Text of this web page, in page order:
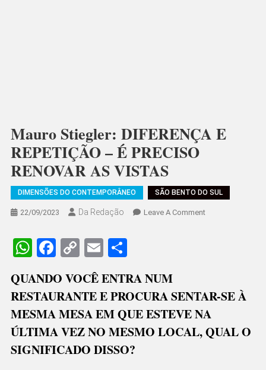
Mauro Stiegler: DIFERENÇA E
REPETIÇÃO – É PRECISO
RENOVAR AS VISTAS
DIMENSÕES DO CONTEMPORÂNEO SÃO BENTO DO SUL
22/09/2023 Da Redação Leave A CommentOn
–
PRECISO
RENOVAR
WhatsApp
Facebook
Copy
Link
Email
QUANDO VOCÊ ENTRA NUM
RESTAURANTE E PROCURA SENTAR-SE À
MESMA MESA EM QUE ESTEVE NA
ÚLTIMA VEZ NO MESMO LOCAL, QUAL O
SIGNIFICADO DISSO?